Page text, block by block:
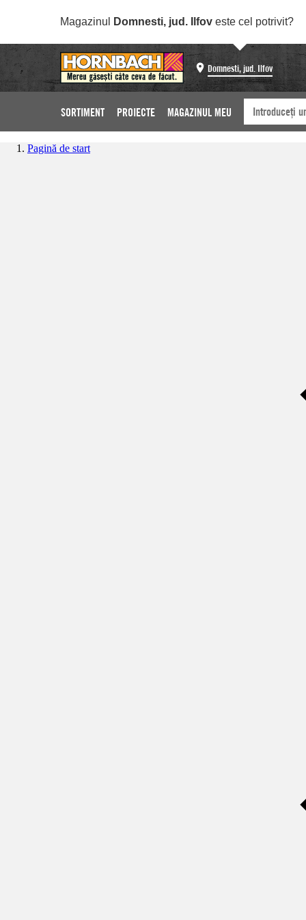
Magazinul Domnesti, jud. Ilfov este cel potrivit?
Domnesti, jud. Ilfov
SORTIMENT PROIECTE MAGAZINUL MEU
Pagină de start